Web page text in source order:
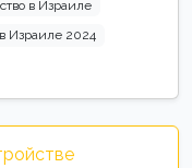
в Израиле
Израиле 2024